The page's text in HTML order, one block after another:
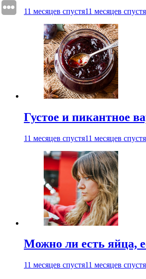
11 месяцев спустя11 месяцев спустя
Густое и пикантное
11 месяцев спустя11 месяцев спустя
Можно ли есть яйца,
11 месяцев спустя11 месяцев спустя